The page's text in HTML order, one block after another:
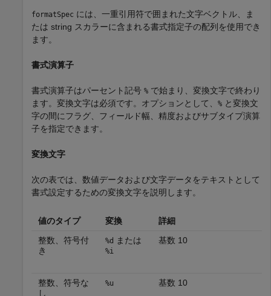
formatSpec には、一重引用符で囲まれた文字ベクトル、ま
たは string スカラーに含まれる書式指定子の配列を使用でき
ます。
書式演算子
書式演算子はパーセント記号 % で始まり、変換文字で終わり
ます。変換文字は必須です。オプションとして、 % と変換文
字の間にフラグ、フィールド幅、精度およびサブタイプ演算
子を指定できます。
変換文字
次の表では、数値データおよび文字データをテキストとして
書式設定するための変換文字を説明します。
値のタイプ 変換
詳細
整数、符号付
き
%d または
%i
基数 10
整数、符号な
し
%u 基数 10